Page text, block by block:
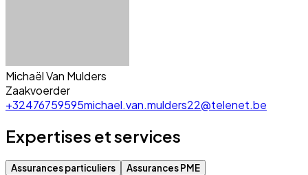
Michaël Van Mulders
Zaakvoerder
+32476759595michael.van.mulders22@telenet.be
Expertises et services
Assurances particuliers Assurances PME